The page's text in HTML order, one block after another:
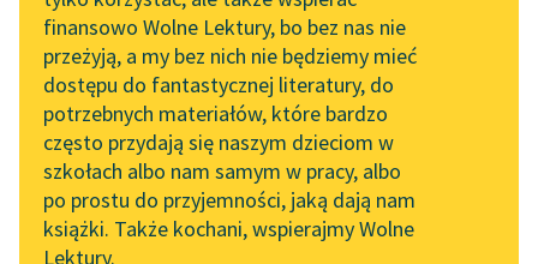
Tunkiel w Oslo
Wolne Lektury na 32.
Pol’and’Rock Festivalu
„Kochanek Lady
Chatterley” do słuchania
na Wolnych Lekturach
Nowy audiobook –
API
OAI-PMH
Widget Wolnych Lektur
Przypisy
finansowo Wolne Lektury, bo bez nas nie
przeżyją, a my bez nich nie będziemy mieć
dostępu do fantastycznej literatury, do
potrzebnych materiałów, które bardzo
często przydają się naszym dzieciom w
szkołach albo nam samym w pracy, albo
po prostu do przyjemności, jaką dają nam
książki. Także kochani, wspierajmy Wolne
Lektury.
W miarę jak pogarszały
się interesy Pol­ski, o jej
panowaniu nad
światem przestano
mówić...
Czytaj więcej